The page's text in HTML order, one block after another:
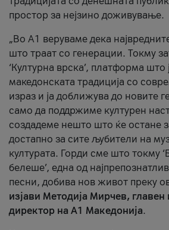
простор за нејзино доживување.
„Во А1 веруваме дека
што траат со генерации. Токму
‘Културна врска’, платформа што
македонската традиција со
израз и ја доближува до новите
само да поддржиме културен
создадеме нешто што ќе остане
достапно за сите љубители на
културата. Горди сме што токму
белеше’, една од
песни, добива нов живот преку
изјави Методија Мирчев,
директор на А1 Македонија.